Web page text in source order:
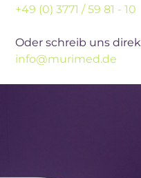
+49 (0) 3771 / 59 81 - 10
Oder schreib uns
info@murimed.de